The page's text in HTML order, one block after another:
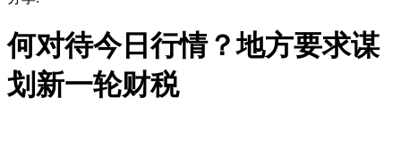
何对待今日行情？地方要求谋
划新一轮财税